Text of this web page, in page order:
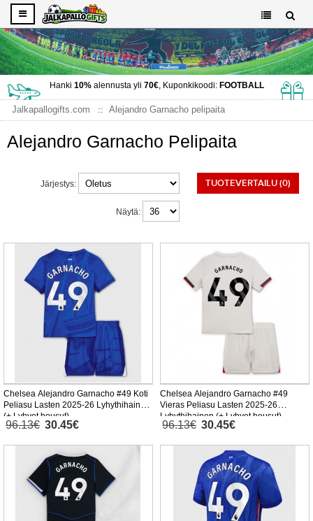
Hanki 10%alennusta yli 70€, Kuponkikoodi: FOOTBALL
Jalkapallogifts.com Alejandro Garnacho pelipaita
Alejandro Garnacho Pelipaita
TUOTEVERTAILU (0)
Järjestys:
Näytä:
Chelsea Alejandro Garnacho #49 Koti
Peliasu Lasten 2025-26 Lyhythihainen
(+ Lyhyet housut)
96.13€ 30.45€
Chelsea Alejandro Garnacho #49
Vieras Peliasu Lasten 2025-26
Lyhythihainen (+ Lyhyet housut)
96.13€ 30.45€